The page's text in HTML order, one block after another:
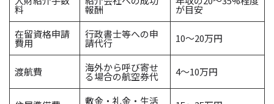
料 報酬
が目安
在留資格申請
費用
行政書士等への申
請代行 10～20万円
渡航費 海外から呼び寄せ
る場合の航空券代 4～10万円
敷金・礼金・生活